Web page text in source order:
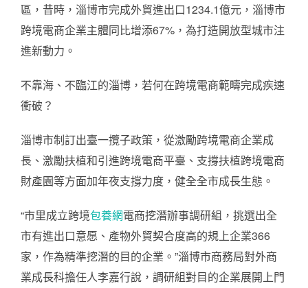
區，昔時，淄博市完成外貿進出口1234.1億元，淄博市
跨境電商企業主體同比增添67%，為打造開放型城市注
進新動力。
不靠海、不臨江的淄博，若何在跨境電商範疇完成疾速
衝破？
淄博市制訂出臺一攬子政策，從激勵跨境電商企業成
長、激勵扶植和引進跨境電商平臺、支撐扶植跨境電商
財產園等方面加年夜支撐力度，健全全市成長生態。
“市里成立跨境包養網電商挖潛辦事調研組，挑選出全
市有進出口意愿、產物外貿契合度高的規上企業366
家，作為精準挖潛的目的企業。”淄博市商務局對外商
業成長科擔任人李嘉行說，調研組對目的企業展開上門